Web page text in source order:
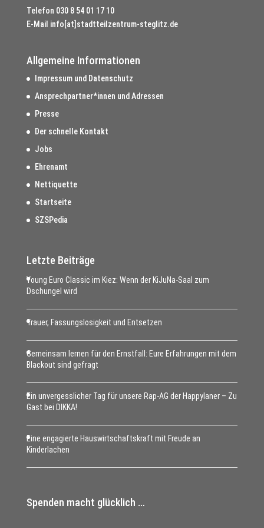
Telefon 030 8 54 01 17 10
E-Mail info[at]stadtteilzentrum-steglitz.de
Allgemeine Informationen
Impressum und Datenschutz
Ansprechpartner*innen und Adressen
Presse
Der schnelle Kontakt
Jobs
Ehrenamt
Nettiquette
Startseite
SZSPedia
Letzte Beiträge
Young Euro Classic im Kiez: Wenn der KiJuNa-Saal zum
Dschungel wird
Trauer, Fassungslosigkeit und Entsetzen
Gemeinsam lernen für den Ernstfall: Eure Erfahrungen mit dem
Blackout sind gefragt
Ein unvergesslicher Tag für unsere Rap-AG der Happylaner – Zu
Gast bei DIKKA!
Eine engagierte Hauswirtschaftskraft mit Freude an
Kinderlachen
Spenden macht glücklich …